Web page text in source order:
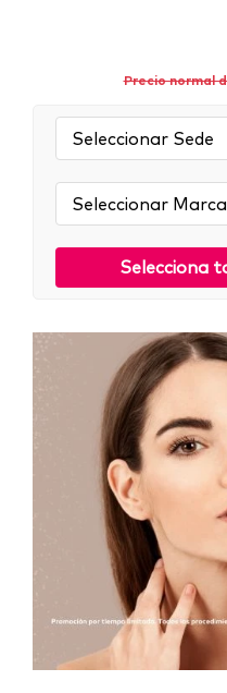
Precio normal
Sede:
Marca:
Selecciona